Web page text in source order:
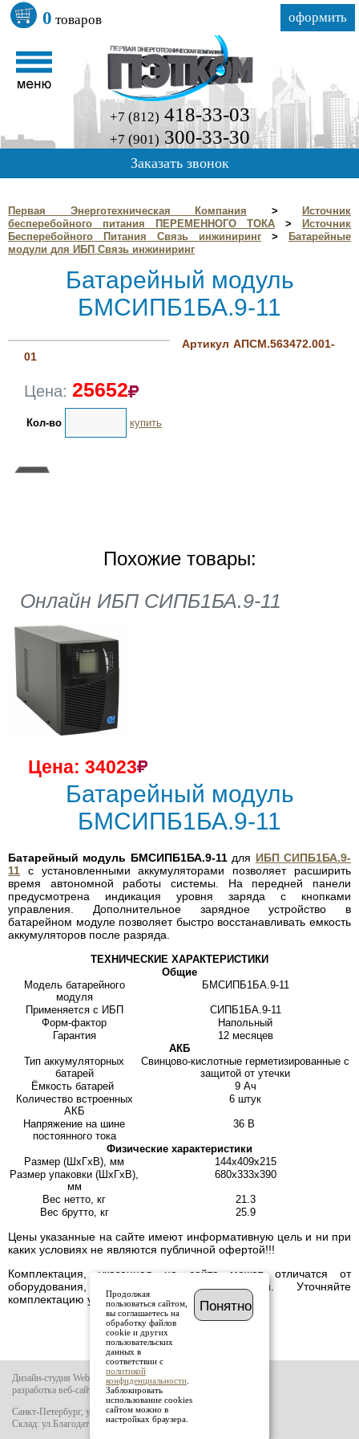
0 товаров оформить
+7 (812) 418-33-03
+7 (901) 300-33-30
Заказать звонок
Первая Энерготехническая Компания >
Источник
бесперебойного питания ПЕРЕМЕННОГО ТОКА >
Источник
Бесперебойного Питания Связь инжиниринг >
Батарейные
модули для ИБП Связь инжиниринг
Батарейный модуль
БМСИПБ1БА.9-11
Артикул АПСМ.563472.001-
01
Цена: 25652
Кол-во купить
Похожие товары:
Онлайн ИБП СИПБ1БА.9-11
Цена: 34023
Батарейный модуль
БМСИПБ1БА.9-11
Батарейный модуль БМСИПБ1БА.9-11для ИБП СИПБ1БА.9-
11 с установленными аккумуляторами позволяет расширить
время автономной работы системы. На передней панели
предусмотрена индикация уровня заряда с кнопками
управления. Дополнительное зарядное устройство в
батарейном модуле позволяет быстро восстанавливать емкость
аккумуляторов после разряда.
ТЕХНИЧЕСКИЕ ХАРАКТЕРИСТИКИ
Общие
Модель батарейного
модуля
БМСИПБ1БА.9-11
Применяется с ИБП
СИПБ1БА.9-11
Форм-фактор
Напольный
Гарантия
12 месяцев
АКБ
Тип аккумуляторных
батарей
Свинцово-кислотные герметизированные с
защитой от утечки
Ёмкость батарей
9 Ач
Количество встроенных
АКБ
6 штук
Напряжение на шине
постоянного тока
36 В
Физические характеристики
Размер (ШхГхВ), мм
144х409х215
Размер упаковки (ШхГхВ),
мм
680х333х390
Вес нетто, кг
21.3
Вес брутто, кг
25.9
Цены указанные на сайте имеют информативную цель и ни при
каких условиях не являются публичной офертой!!!
Комплектация, указанная на сайте может отличатся от
оборудования, имеющегося в наличии. Уточняйте
комплектацию у менеджера.
Дизайн-студия Website-it
разработка веб-сайта
Санкт-Петербург, ул.Тамбовская д.69 лит.Б
Склад: ул.Благодатная д.64
Продолжая
пользоваться сайтом,
вы соглашаетесь на
обработку файлов
cookie и других
пользовательских
данных в
соответствии с
политикой
конфиденциальности
Заблокировать
использование cookies
сайтом можно в
настройках браузера.
Понятно